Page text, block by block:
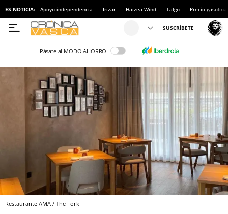
ES NOTICIA: Apoyo independencia Irizar Haizea Wind Talgo Precio gasolina
Pásate al MODO AHORRO
Restaurante AMA / The Fork